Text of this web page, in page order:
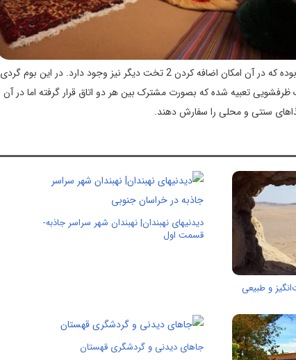
اتاق های سنتی کف خواب و اتاق های مدرن دارای 1 تخت دبل و 2 تخت تویین بوده که در آن امکان اضافه کردن 2 تخت دیگر نیز وجود دارد. در این بوم گردی
ظرفشویی تعبیه شده که بصورت مشترک بین هر دو اتاق قرار گرفته اما در آن
سنتی و محلی را سفارش دهند.
و طبیعی
دیدنیهای نهبندان| نهبندان شهر سراسر جاذبه-
قسمت اول
جاهای دیدنی و گردشگری قهستان